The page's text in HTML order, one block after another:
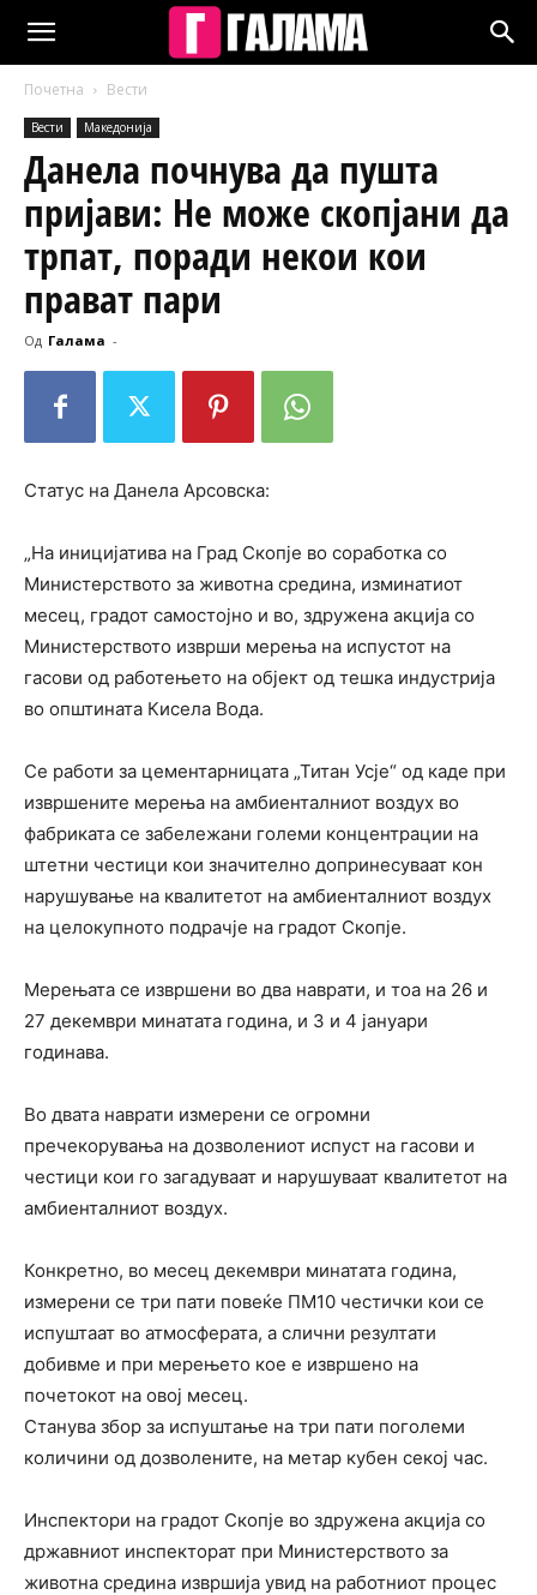
Почетна Вести
Вести Македонија
Данела почнува да пушта
пријави: Не може скопјани да
трпат, поради некои кои
прават пари
Од Галама -
Статус на Данела Арсовска:
„На иницијатива на Град Скопје во соработка со
Министерството за животна средина, изминатиот
месец, градот самостојно и во, здружена акција со
Министерството изврши мерења на испустот на
гасови од работењето на објект од тешка индустрија
во општината Кисела Вода.
Се работи за цементарницата „Титан Усје“ од каде при
извршените мерења на амбиенталниот воздух во
фабриката се забележани големи концентрации на
штетни честици кои значително допринесуваат кон
нарушување на квалитетот на амбиенталниот воздух
на целокупното подрачје на градот Скопје.
Мерењата се извршени во два наврати, и тоа на 26 и
27 декември минатата година, и 3 и 4 јануари
годинава.
Во двата наврати измерени се огромни
пречекорувања на дозволениот испуст на гасови и
честици кои го загадуваат и нарушуваат квалитетот на
амбиенталниот воздух.
Конкретно, во месец декември минатата година,
измерени се три пати повеќе ПМ10 честички кои се
испуштаат во атмосферата, а слични резултати
добивме и при мерењето кое е извршено на
почетокот на овој месец.
Станува збор за испуштање на три пати поголеми
количини од дозволените, на метар кубен секој час.
Инспектори на градот Скопје во здружена акција со
државниот инспекторат при Министерството за
животна средина извршија увид на работниот процес